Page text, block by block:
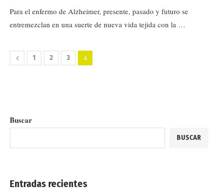
Para el enfermo de Alzheimer, presente, pasado y futuro se
entremezclan en una suerte de nueva vida tejida con la …
1 2 3 4
Buscar
BUSCAR
Entradas recientes